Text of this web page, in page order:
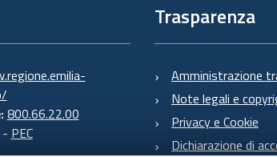
800.66.22.00
- PEC
Trasparenza
Amministrazione
Note legali e
Privacy e Cookie
Dichiarazione di